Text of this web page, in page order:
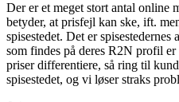
Der er et meget stort antal online
betyder, at prisfejl kan ske, ift.
spisestedet. Det er
som findes på deres R2N profil
priser differentiere, så ring til
spisestedet, og vi løser straks